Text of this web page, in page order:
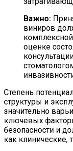
Важно:
виниров
оценке
Степень
структуры и
значительно
ключевых
безопасности и
как клинические,